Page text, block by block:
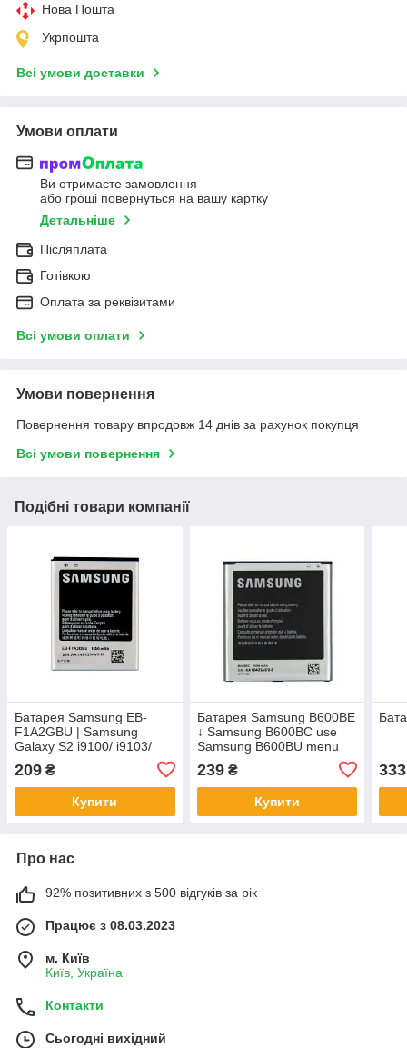
Нова Пошта
Укрпошта
Всі умови доставки
Умови оплати
Ви отримаєте замовлення
або гроші повернуться на вашу картку
Детальніше
Післяплата
Готівкою
Оплата за реквізитами
Всі умови оплати
Умови повернення
Повернення товару впродовж 14 днів за рахунок покупця
Всі умови повернення
Подібні товари компанії
Батарея Samsung EB-
F1A2GBU | Samsung
Galaxy S2 i9100/ i9103/
209 ₴
Купити
Батарея Samsung B600BE
↓ Samsung B600BC use
Samsung B600BU menu
Samsung Galaxy S4 / S4
Active
239₴
Купити
333
Про нас
92% позитивних з 500 відгуків за рік
Працює з 08.03.2023
м. Київ
Київ, Україна
Контакти
Сьогодні вихідний